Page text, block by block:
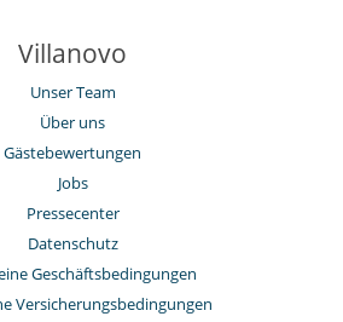
Villanovo
Unser Team
Über uns
Gästebewertungen
Jobs
Pressecenter
Datenschutz
Geschäftsbedingungen
Versicherungsbedingungen